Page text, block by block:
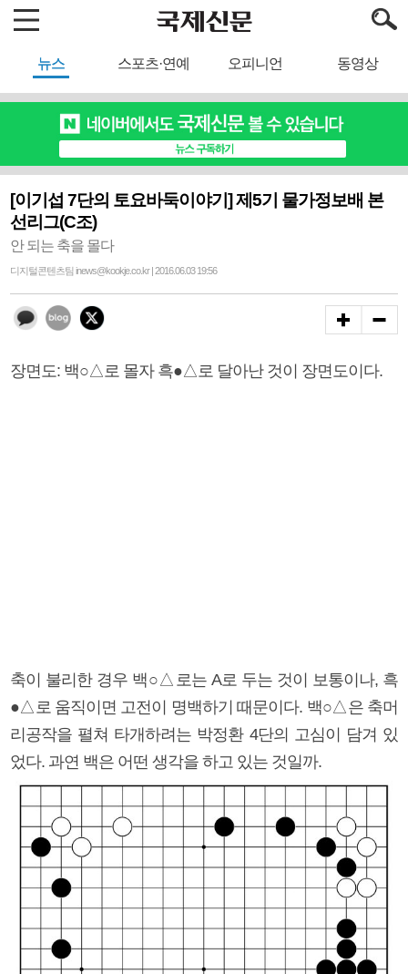
뉴스 스포츠·연예 오피니언 동영상
[이기섭 7단의 토요바둑이야기] 제5기 물가정보배 본
선리그(C조)
안 되는 축을 몰다
디지털콘텐츠팀 inews@kookje.co.kr | 2016.06.03 19:56
장면도: 백○△로 몰자 흑●△로 달아난 것이 장면도이다.
축이 불리한 경우 백○△로는 A로 두는 것이 보통이나, 흑
●△로 움직이면 고전이 명백하기 때문이다. 백○△은 축머
리공작을 펼쳐 타개하려는 박정환 4단의 고심이 담겨 있
었다. 과연 백은 어떤 생각을 하고 있는 것일까.